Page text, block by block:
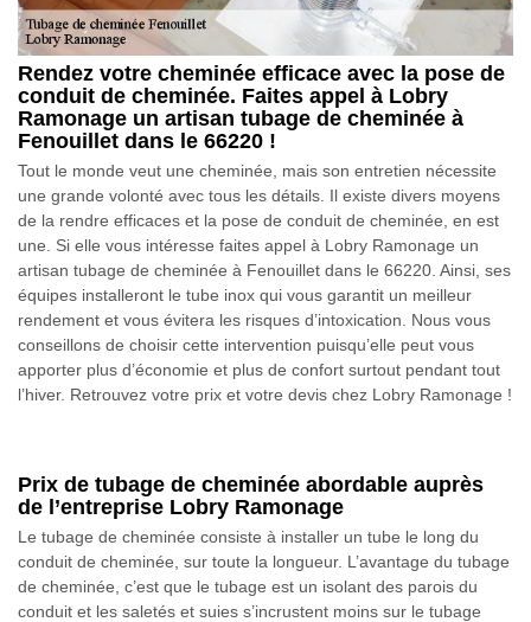
Rendez votre cheminée efficace avec la pose de
conduit de cheminée. Faites appel à Lobry
Ramonage un artisan tubage de cheminée à
Fenouillet dans le 66220 !
Tout le monde veut une cheminée, mais son entretien nécessite
une grande volonté avec tous les détails. Il existe divers moyens
de la rendre efficaces et la pose de conduit de cheminée, en est
une. Si elle vous intéresse faites appel à Lobry Ramonage un
artisan tubage de cheminée à Fenouillet dans le 66220. Ainsi, ses
équipes installeront le tube inox qui vous garantit un meilleur
rendement et vous évitera les risques d’intoxication. Nous vous
conseillons de choisir cette intervention puisqu’elle peut vous
apporter plus d’économie et plus de confort surtout pendant tout
l’hiver. Retrouvez votre prix et votre devis chez Lobry Ramonage !
Prix de tubage de cheminée abordable auprès
de l’entreprise Lobry Ramonage
Le tubage de cheminée consiste à installer un tube le long du
conduit de cheminée, sur toute la longueur. L’avantage du tubage
de cheminée, c’est que le tubage est un isolant des parois du
conduit et les saletés et suies s’incrustent moins sur le tubage